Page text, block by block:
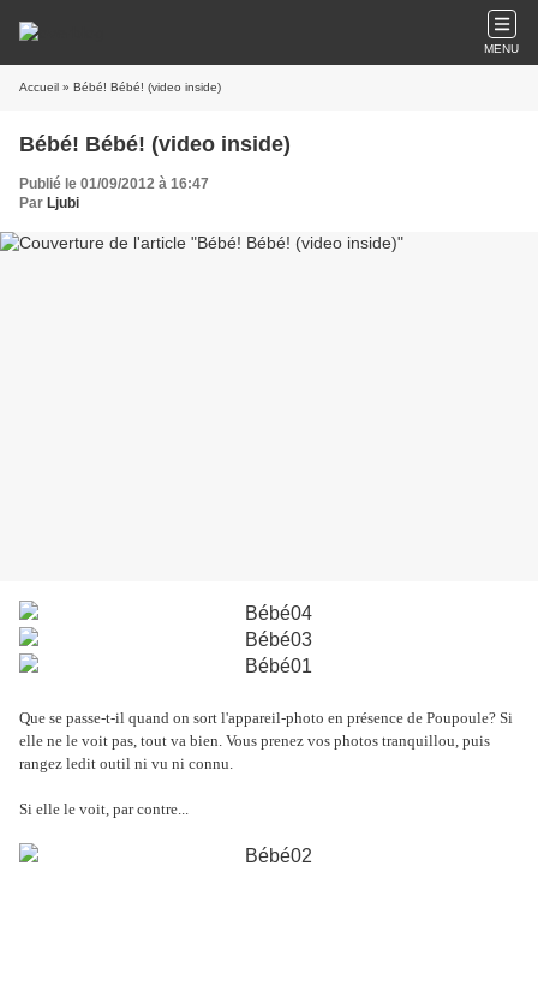
MENU
Accueil » Bébé! Bébé! (video inside)
Bébé! Bébé! (video inside)
Publié le 01/09/2012 à 16:47
Par Ljubi
Que se passe-t-il quand on sort l'appareil-photo en présence de Poupoule? Si
elle ne le voit pas, tout va bien. Vous prenez vos photos tranquillou, puis
rangez ledit outil ni vu ni connu.
Si elle le voit, par contre...